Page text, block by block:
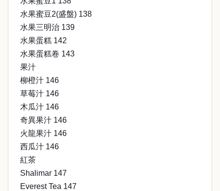
水果蜜豆2(盛盤) 138
水果三明治 139
水果蛋糕 142
水果蛋糕卷 143
果汁
柳橙汁 146
草莓汁 146
木瓜汁 146
奇異果汁 146
火龍果汁 146
西瓜汁 146
紅茶
Shalimar 147
Everest Tea 147